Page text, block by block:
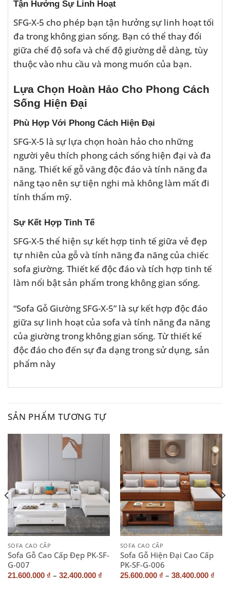
Tận Hưởng Sự Linh Hoạt
SFG-X-5 cho phép bạn tận hưởng sự linh hoạt tối
đa trong không gian sống. Bạn có thể thay đổi
giữa chế độ sofa và chế độ giường dễ dàng, tùy
thuộc vào nhu cầu và mong muốn của bạn.
Lựa Chọn Hoàn Hảo Cho Phong Cách
Sống Hiện Đại
Phù Hợp Với Phong Cách Hiện Đại
SFG-X-5 là sự lựa chọn hoàn hảo cho những
người yêu thích phong cách sống hiện đại và đa
năng. Thiết kế gỗ văng độc đáo và tính năng đa
năng tạo nên sự tiện nghi mà không làm mất đi
tính thẩm mỹ.
Sự Kết Hợp Tinh Tế
SFG-X-5 thể hiện sự kết hợp tinh tế giữa vẻ đẹp
tự nhiên của gỗ và tính năng đa năng của chiếc
sofa giường. Thiết kế độc đáo và tích hợp tinh tế
làm nổi bật sản phẩm trong không gian sống.
“Sofa Gỗ Giường SFG-X-5” là sự kết hợp độc đáo
giữa sự linh hoạt của sofa và tính năng đa năng
của giường trong không gian sống. Từ thiết kế
độc đáo cho đến sự đa dạng trong sử dụng, sản
phẩm này
SẢN PHẨM TƯƠNG TỰ
SOFA CAO CẤP
Sofa Gỗ Cao Cấp Đẹp PK-SF-
G-007
21.600.000 ₫ – 32.400.000 ₫
SOFA CAO CẤP
Sofa Gỗ Hiện Đại Cao Cấp
PK-SF-G-006
25.600.000 ₫ – 38.400.000 ₫